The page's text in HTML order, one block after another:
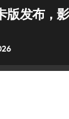
版发布，